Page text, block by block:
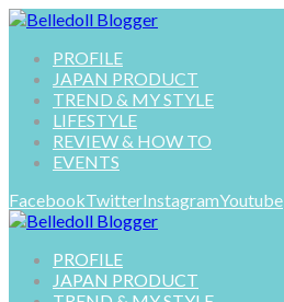
PROFILE
JAPAN PRODUCT
TREND & MY STYLE
LIFESTYLE
REVIEW & HOW TO
EVENTS
FacebookTwitterInstagramYoutube
PROFILE
JAPAN PRODUCT